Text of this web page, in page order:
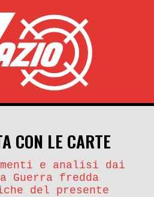
search account_circle
CON LE CARTE
e analisi dai
Guerra fredda
del presente